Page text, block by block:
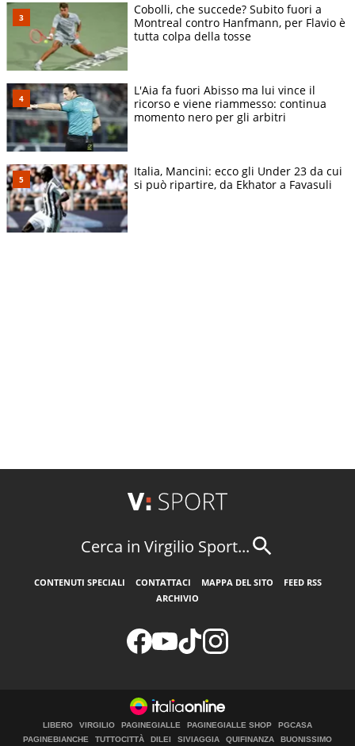
Cobolli, che succede? Subito fuori a
Montreal contro Hanfmann, per Flavio è
tutta colpa della tosse
L'Aia fa fuori Abisso ma lui vince il
ricorso e viene riammesso: continua
momento nero per gli arbitri
Italia, Mancini: ecco gli Under 23 da cui
si può ripartire, da Ekhator a Favasuli
Cerca in Virgilio Sport...
CONTENUTI SPECIALI CONTATTACI MAPPA DEL SITO
FEED RSS
ARCHIVIO
LIBERO VIRGILIO PAGINEGIALLE PAGINEGIALLE SHOP
PGCASA
PAGINEBIANCHE
TUTTOCITTÀ DILEI SIVIAGGIA QUIFINANZA BUONISSIMO